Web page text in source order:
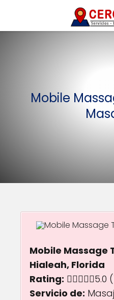
Mobile
Mobile Massage
Hialeah, Florida
Rating:
5.0
5.0
Servicio de: